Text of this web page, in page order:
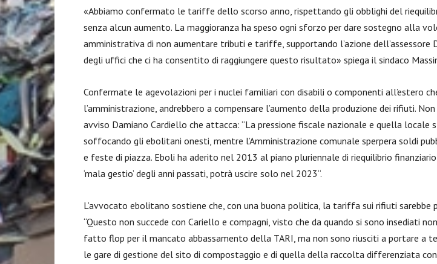
«Abbiamo confermato le tariffe dello scorso anno, rispettando gli obblighi del
senza alcun aumento. La maggioranza ha speso ogni sforzo per dare sostegno alla
amministrativa di non aumentare tributi e tariffe, supportando l’azione dell’assessore
degli uffici che ci ha consentito di raggiungere questo risultato» spiega il sindaco
Confermate le agevolazioni per i nuclei familiari con disabili o componenti all’estero
l’amministrazione, andrebbero a compensare l’aumento della produzione dei rifiuti.
avviso Damiano Cardiello che attacca: “La pressione fiscale nazionale e quella locale
soffocando gli ebolitani onesti, mentre l’Amministrazione comunale sperpera soldi
e feste di piazza. Eboli ha aderito nel 2013 al piano pluriennale di riequilibrio
‘mala gestio’ degli anni passati, potrà uscire solo nel 2023“.
L’avvocato ebolitano sostiene che, con una buona politica, la tariffa sui rifiuti sarebbe
“Questo non succede con Cariello e compagni, visto che da quando si sono insediati
fatto flop per il mancato abbassamento della TARI, ma non sono riusciti a portare a
le gare di gestione del sito di compostaggio e di quella della raccolta differenziata